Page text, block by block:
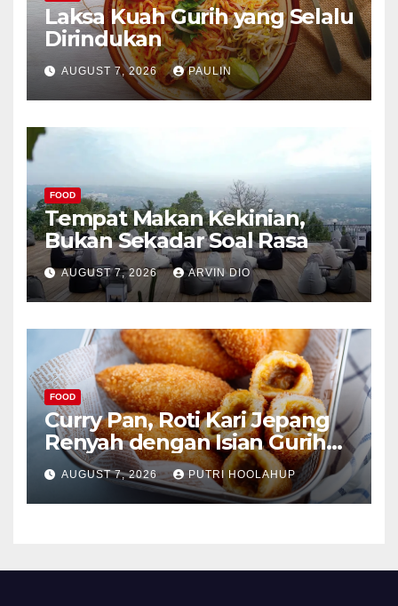
Laksa Kuah Gurih yang Selalu
Dirindukan
AUGUST 7, 2026 PAULIN
FOOD
Tempat Makan Kekinian,
Bukan Sekadar Soal Rasa
AUGUST 7, 2026 ARVIN DIO
FOOD
Curry Pan, Roti Kari Jepang
Renyah dengan Isian Gurih
Menggoda
AUGUST 7, 2026 PUTRI HOOLAHUP